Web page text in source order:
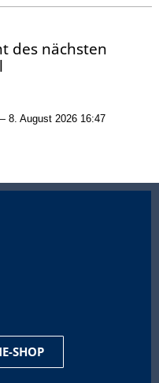
des nächsten
8. August 2026 16:47
SHOP